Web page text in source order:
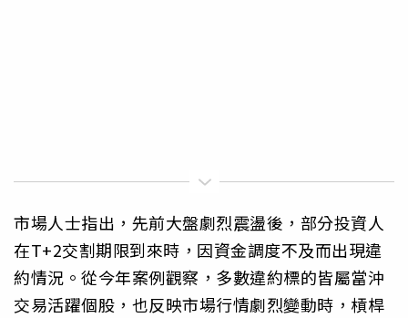
市場人士指出，先前大盤劇烈震盪後，部分投資人
在T+2交割期限到來時，因資金調度不及而出現違
約情況。從今年案例觀察，多數違約標的皆屬當沖
交易活躍個股，也反映市場行情劇烈變動時，槓桿